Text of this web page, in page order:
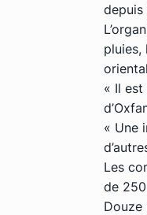
depuis
pluies,
« Il est
« Une
Les
de
Douze